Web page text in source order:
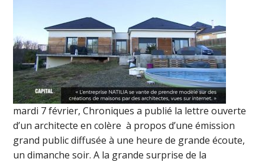
mardi 7 février, Chroniques a publié la lettre ouverte
d’un architecte en colère à propos d’une émission
grand public diffusée à une heure de grande écoute,
un dimanche soir. A la grande surprise de la